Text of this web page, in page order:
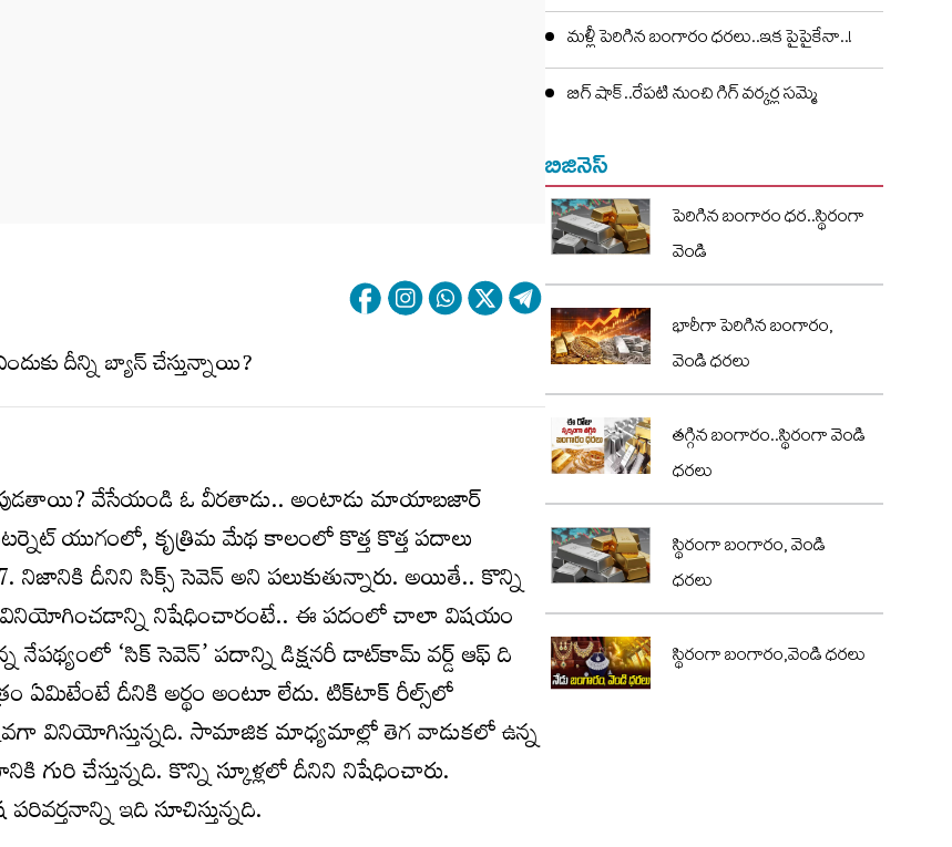
పుడతాయి? వేసేయండి ఓ వీరతాడు.. అంటాడు మాయాబజార్‌
యుగంలో, కృత్రిమ మేథ కాలంలో కొత్త కొత్త పదాలు
నిజానికి దీనిని సిక్స్‌ సెవెన్‌ అని పలుకుతున్నారు. అయితే.. కొన్ని
వినియోగించడాన్ని నిషేధించారంటే.. ఈ పదంలో చాలా విషయం
నేపథ్యంలో ‘సిక్‌ సెవెన్‌’ పదాన్ని డిక్షనరీ డాట్‌కామ్‌ వర్డ్‌ ఆఫ్‌ ది
ఏమిటేంటే దీనికి అర్థం అంటూ లేదు. టిక్‌టాక్‌ రీల్స్‌లో
వినియోగిస్తున్నది. సామాజిక మాధ్యమాల్లో తెగ వాడుకలో ఉన్న
చేస్తున్నది. కొన్ని స్కూళ్లలో దీనిని నిషేధించారు.
ఇది సూచిస్తున్నది.
మళ్లీ పెరిగిన బంగారం ధరలు..ఇక పైపైకేనా..!
బిగ్ షాక్..రేపటి నుంచి గిగ్ వర్కర్ల సమ్మె
బిజినెస్
పెరిగిన బంగారం ధర..స్థిరంగా
వెండి
భారీగా పెరిగిన బంగారం,
వెండి ధరలు
తగ్గిన బంగారం..స్థిరంగా వెండి
ధరలు
స్థిరంగా బంగారం, వెండి
ధరలు
స్థిరంగా బంగారం,వెండి ధరలు